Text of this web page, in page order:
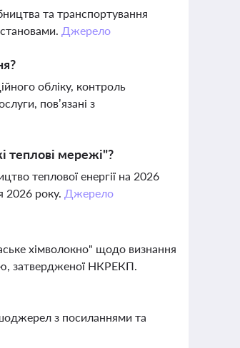
та транспортування
Джерело
обліку, контроль
пов’язані з
теплові мережі"?
теплової енергії на 2026
2026 року. Джерело
хімволокно" щодо визнання
затвердженої НКРЕКП.
з посиланнями та